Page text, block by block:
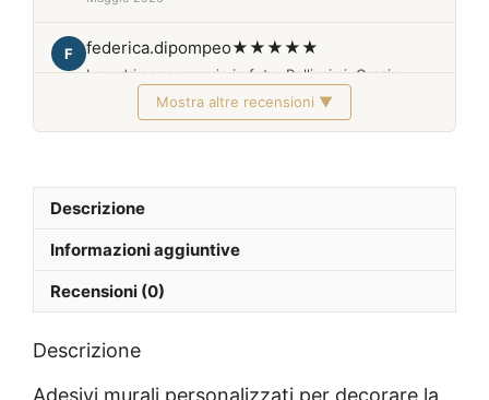
F federica.dipompeo★★★★★
I quadri sono proprio in foto. Bellissimi. Grazie
Febbraio 2026
Mostra altre recensioni ▼
Descrizione
Informazioni aggiuntive
Recensioni (0)
Descrizione
Adesivi murali personalizzati per decorare la